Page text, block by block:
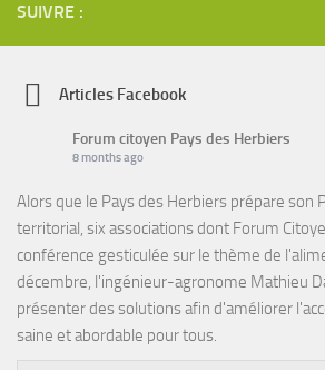
SUIVRE :
Articles Facebook
Forum citoyen Pays des Herbiers
8 months ago
Alors que le Pays des Herbiers prépare son
territorial, six associations dont Forum
conférence gesticulée sur le thème de
décembre, l'ingénieur-agronome Mathieu
présenter des solutions afin d'améliorer
saine et abordable pour tous.